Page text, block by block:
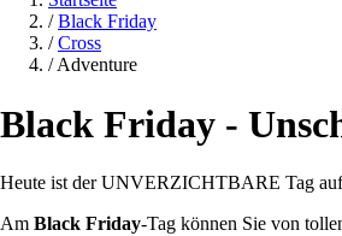
/ Black Friday
/ Cross
/ Adventure
Black Friday -
Heute ist der UNVERZICHTBARE Tag
Am Black Friday-Tag können Sie von